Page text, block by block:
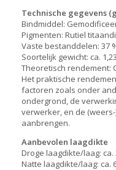
Technische gegevens
Bindmiddel:
Pigmenten: Rutiel
Vaste bestanddelen: 37
Soortelijk gewicht: ca.
Theoretisch rendement:
Het praktische
factoren zoals onder
ondergrond, de
verwerker, en de
aanbrengen.
Aanbevolen laagdikte
Droge laagdikte/laag: ca.
Natte laagdikte/laag: ca.